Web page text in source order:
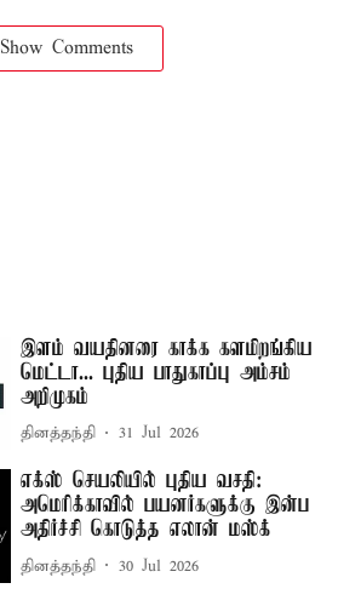
Show Comments
இளம் வயதினரை காக்க களமிறங்கிய
மெட்டா... புதிய பாதுகாப்பு அம்சம்
அறிமுகம்
தினத்தந்தி 31 Jul 2026
எக்ஸ் செயலியில் புதிய வசதி:
அமெரிக்காவில் பயனர்களுக்கு இன்ப
அதிர்ச்சி கொடுத்த எலான் மஸ்க்
தினத்தந்தி 30 Jul 2026